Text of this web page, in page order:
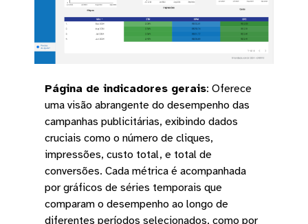
Página de indicadores gerais: Oferece
uma visão abrangente do desempenho das
campanhas publicitárias, exibindo dados
cruciais como o número de cliques,
impressões, custo total, e total de
conversões. Cada métrica é acompanhada
por gráficos de séries temporais que
comparam o desempenho ao longo de
diferentes períodos selecionados, como por